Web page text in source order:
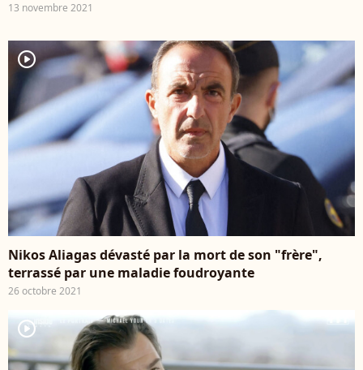
13 novembre 2021
player2
Nikos Aliagas dévasté par la mort de son "frère",
terrassé par une maladie foudroyante
26 octobre 2021
player2